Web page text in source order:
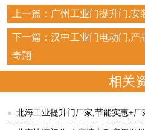
上一篇： 广州工业门提升门,安
下一篇： 汉中工业门电动门,产
奇翔
相关
北海工业提升门厂家,节能实惠+厂